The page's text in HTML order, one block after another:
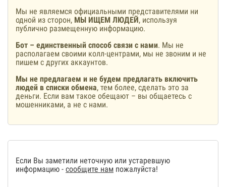
Мы не являемся официальными представителями ни
одной из сторон, МЫ ИЩЕМ ЛЮДЕЙ, используя
публично размещенную информацию.
Бот – единственный способ связи с нами. Мы не
располагаем своими колл-центрами, мы не звоним и не
пишем с других аккаунтов.
Мы не предлагаем и не будем предлагать включить
людей в списки обмена, тем более, сделать это за
деньги. Если вам такое обещают – вы общаетесь с
мошенниками, а не с нами.
Если Вы заметили неточную или устаревшую
информацию - сообщите нам пожалуйста!